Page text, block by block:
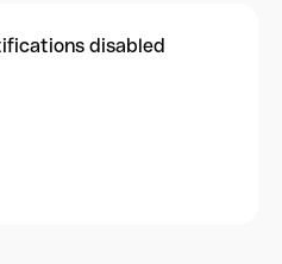
disabled